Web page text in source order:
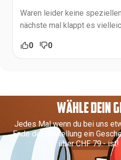
Waren leider keine
nächste mal klappt es
0 0
WÄHLE DEIN
Jedes Mal wenn du bei uns
Ende der Bestellung ein
über CHF 79.- ist!